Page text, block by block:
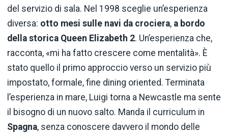
del servizio di sala. Nel 1998 sceglie un’esperienza
diversa: otto mesi sulle navi da crociera, a bordo
della storica Queen Elizabeth 2. Un’esperienza che,
racconta, «mi ha fatto crescere come mentalità». È
stato quello il primo approccio verso un servizio più
impostato, formale, fine dining oriented. Terminata
l’esperienza in mare, Luigi torna a Newcastle ma sente
il bisogno di un nuovo salto. Manda il curriculum in
Spagna, senza conoscere davvero il mondo delle